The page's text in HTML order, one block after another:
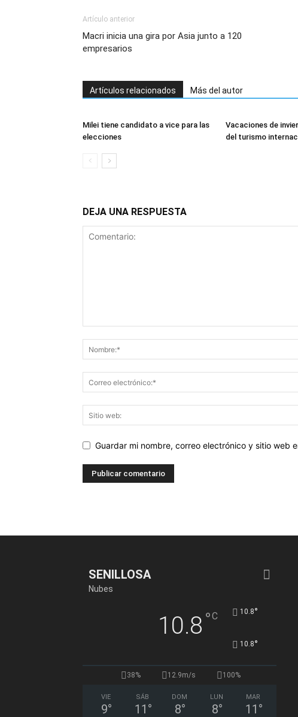
Artículo anterior
Macri inicia una gira por Asia junto a 120
empresarios
Artículos relacionados Más del autor
Milei tiene candidato a vice para las
elecciones
Vacaciones de
del turismo
DEJA UNA RESPUESTA
Guardar mi nombre, correo electrónico y sitio web
SENILLOSA
Nubes
10.8 °C 10.8°
10.8°
38% 12.9m/s 100%
VIE
9°
SÁB
11 °
DOM
8°
LUN
8°
MAR
11 °